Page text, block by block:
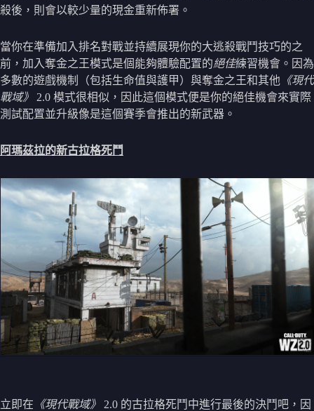
殺後，則會以較少量的現金重新佈署。
當你在準備加入排名對戰並持續展現你的大逃殺戰鬥技巧的之
前，加入奪金之王模式是個能夠體驗配置的絕佳練習機會。因為
多數的遊戲機制（包括生命值與護甲）與奪金之王和其他 《現代
戰域》
2.0 模式很相似，因此這個模式便是你的絕佳機會來實際
測試配置並升級像是這個賽季會推出的新武器。
阿瑪茲拉的新古拉格死鬥
立即在 《現代戰域》
2.0 的古拉格死鬥中進行最後的決鬥吧，因